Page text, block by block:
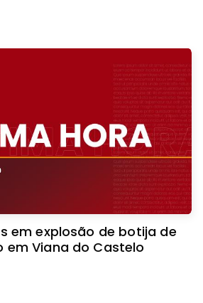
em explosão de botija de
em Viana do Castelo